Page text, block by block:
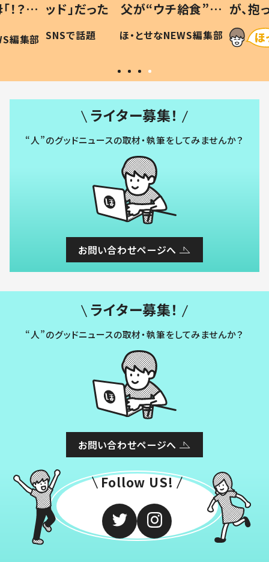
？」
編集部
ッド」だった 父が“ウチ給食”を
作り続ける理由とは #令和の親
#令和の子
SNSで話題 ほ・とせなNEWS編集部
が、
「涙が
い」
ライター募集！
“人”のグッドニュースの取材・執筆をしてみませんか？
お問い合わせページへ
ライター募集！
“人”のグッドニュースの取材・執筆をしてみませんか？
お問い合わせページへ
Follow US!